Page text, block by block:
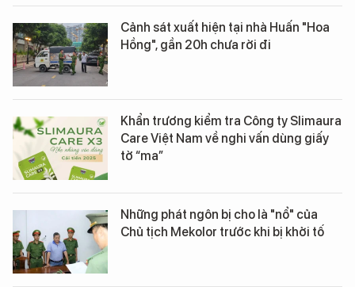
Cảnh sát xuất hiện tại nhà Huấn "Hoa
Hồng", gần 20h chưa rời đi
Khẩn trương kiểm tra Công ty Slimaura
Care Việt Nam về nghi vấn dùng giấy
tờ “ma”
Những phát ngôn bị cho là "nổ" của
Chủ tịch Mekolor trước khi bị khởi tố